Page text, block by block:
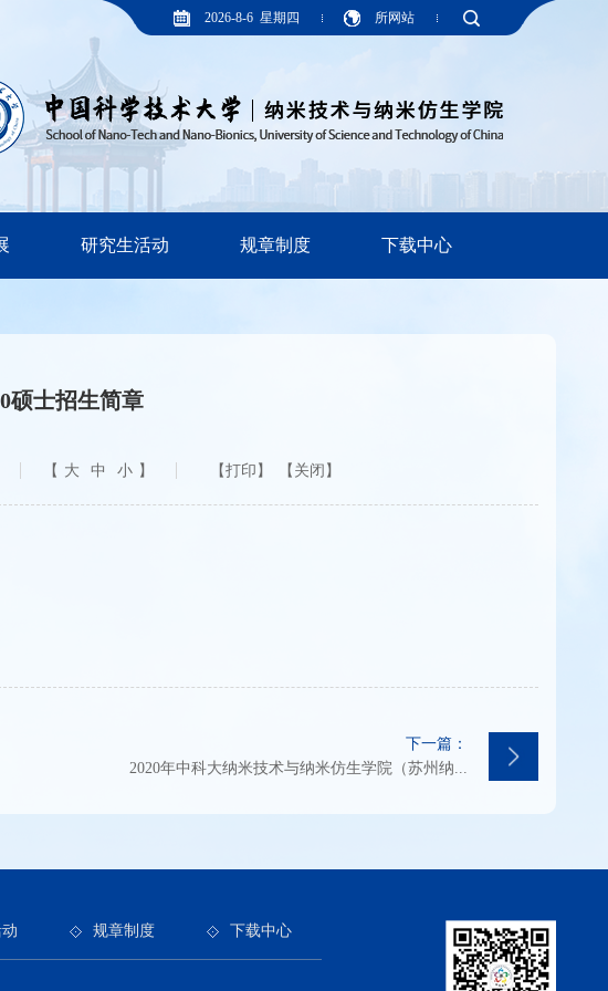
2026-8-6 星期四 所网站
研究生活动 规章制度 下载中心
硕士招生简章
【 大 中 小 】 【关闭】
下一篇：
2020年中科大纳米技术与纳米仿生学院（苏州纳...
规章制度 下载中心